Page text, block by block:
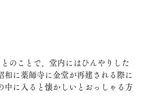
のことで、堂内にはひんやりした
に薬師寺に金堂が再建される際に
に入ると懐かしいとおっしゃる方